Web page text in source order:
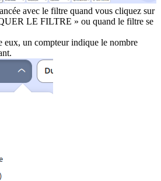
avec le filtre quand vous cliquez sur
LE FILTRE » ou quand le filtre se
eux, un compteur indique le nombre